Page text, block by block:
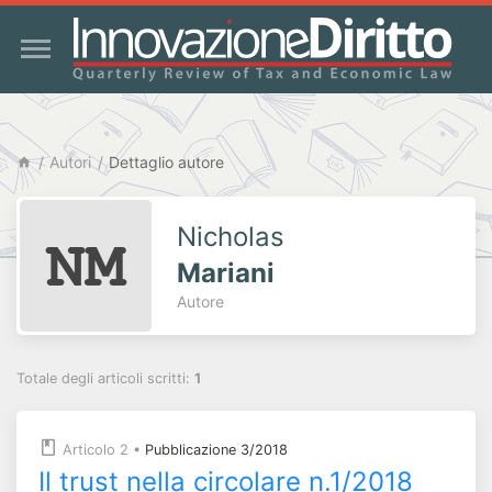
Autori Dettaglio autore
Nicholas
Mariani
Autore
Totale degli articoli scritti: 1
Articolo 2 • Pubblicazione 3/2018
Il trust nella circolare n.1/2018